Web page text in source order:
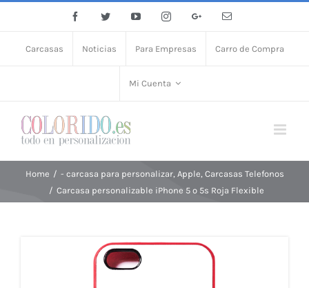
FacebookTwitter YouTubeInstagramGoogle+Email
Carcasas Noticias Para Empresas Carro de Compra
Mi Cuenta
Home / - carcasa para personalizar, Apple, Carcasas Telefonos
/ Carcasa personalizable iPhone 5 o 5s Roja Flexible